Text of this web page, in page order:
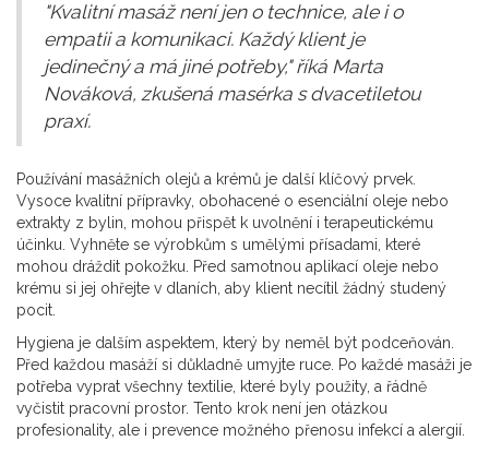
"Kvalitní masáž není jen o technice, ale i o
empatii a komunikaci. Každý klient je
jedinečný a má jiné potřeby," říká Marta
Nováková, zkušená masérka s dvacetiletou
praxí.
Používání masážních olejů a krémů je další klíčový prvek.
Vysoce kvalitní přípravky, obohacené o esenciální oleje nebo
extrakty z bylin, mohou přispět k uvolnění i terapeutickému
účinku. Vyhněte se výrobkům s umělými přísadami, které
mohou dráždit pokožku. Před samotnou aplikací oleje nebo
krému si jej ohřejte v dlaních, aby klient necítil žádný studený
pocit.
Hygiena je dalším aspektem, který by neměl být podceňován.
Před každou masáží si důkladně umyjte ruce. Po každé masáži je
potřeba vyprat všechny textilie, které byly použity, a řádně
vyčistit pracovní prostor. Tento krok není jen otázkou
profesionality, ale i prevence možného přenosu infekcí a alergií.